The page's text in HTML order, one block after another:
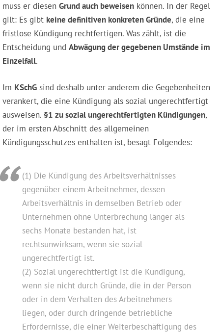
muss er diesen Grund auch beweisen können. In der Regel
gilt: Es gibt keine definitiven konkreten Gründe, die eine
fristlose Kündigung rechtfertigen. Was zählt, ist die
Entscheidung und Abwägung der gegebenen Umstände im
Einzelfall.
Im KSchG sind deshalb unter anderem die Gegebenheiten
verankert, die eine Kündigung als sozial ungerechtfertigt
ausweisen. §1 zu sozial ungerechtfertigten Kündigungen,
der im ersten Abschnitt des allgemeinen
Kündigungsschutzes enthalten ist, besagt Folgendes:
(1) Die Kündigung des Arbeitsverhältnisses
gegenüber einem Arbeitnehmer, dessen
Arbeitsverhältnis in demselben Betrieb oder
Unternehmen ohne Unterbrechung länger als
sechs Monate bestanden hat, ist
rechtsunwirksam, wenn sie sozial
ungerechtfertigt ist.
(2) Sozial ungerechtfertigt ist die Kündigung,
wenn sie nicht durch Gründe, die in der Person
oder in dem Verhalten des Arbeitnehmers
liegen, oder durch dringende betriebliche
Erfordernisse, die einer Weiterbeschäftigung des